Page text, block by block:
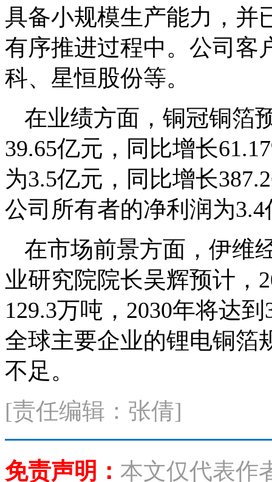
具备小规模生产能力，并
有序推进过程中。公司客
科、星恒股份等。
在业绩方面，铜冠铜箔
39.65亿元，同比增长
为3.5亿元，同比增长
公司所有者的净利润为
在市场前景方面，伊维
业研究院院长吴辉预计，
129.3万吨，2030年将达
全球主要企业的锂电铜箔
不足。
[责任编辑：张倩]
免责声明： 本文仅代表作